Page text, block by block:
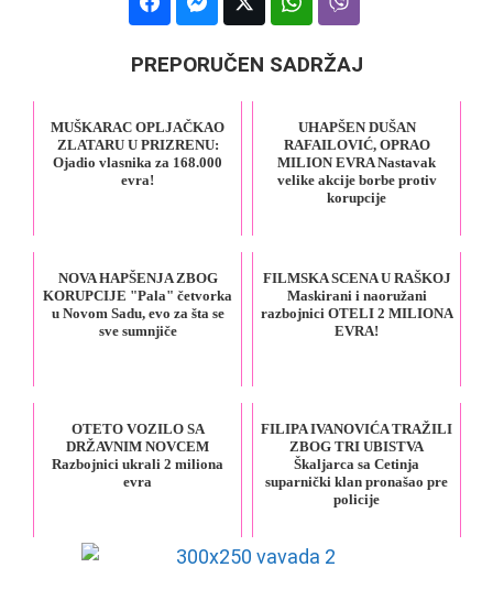
PREPORUČEN SADRŽAJ
MUŠKARAC OPLJAČKAO
ZLATARU U PRIZRENU:
Ojadio vlasnika za 168.000
evra!
UHAPŠEN DUŠAN
RAFAILOVIĆ, OPRAO
MILION EVRA Nastavak
velike akcije borbe protiv
korupcije
NOVA HAPŠENJA ZBOG
KORUPCIJE "Pala" četvorka
u Novom Sadu, evo za šta se
sve sumnjiče
FILMSKA SCENA U RAŠKOJ
Maskirani i naoružani
razbojnici OTELI 2 MILIONA
EVRA!
OTETO VOZILO SA
DRŽAVNIM NOVCEM
Razbojnici ukrali 2 miliona
evra
FILIPA IVANOVIĆA TRAŽILI
ZBOG TRI UBISTVA
Škaljarca sa Cetinja
suparnički klan pronašao pre
policije